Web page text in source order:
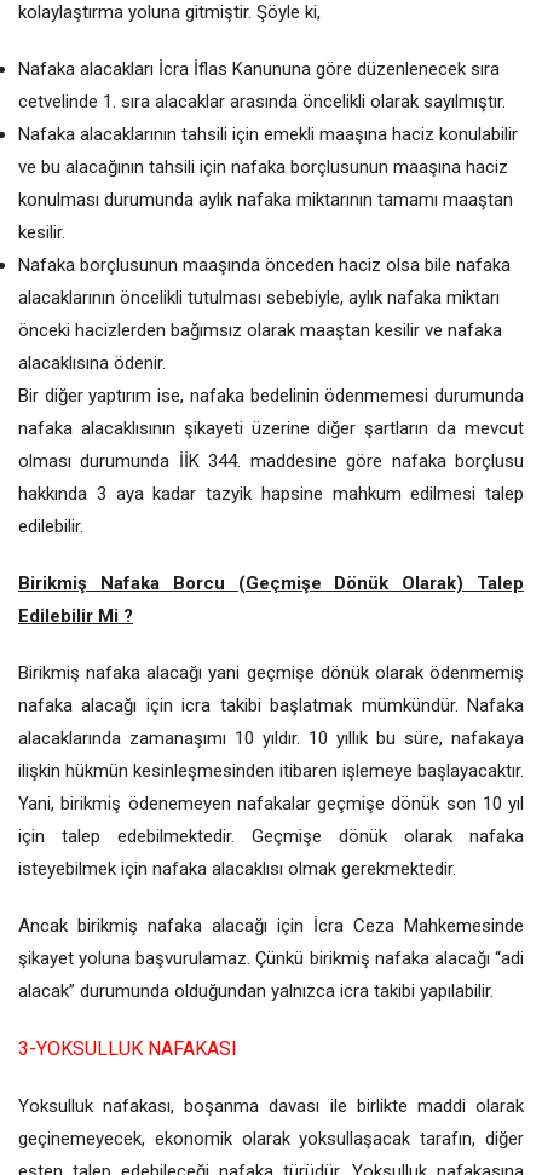
kolaylaştırma yoluna gitmiştir. Şöyle ki,
Nafaka alacakları İcra İflas Kanununa göre düzenlenecek sıra
cetvelinde 1. sıra alacaklar arasında öncelikli olarak sayılmıştır.
Nafaka alacaklarının tahsili için emekli maaşına haciz konulabilir
ve bu alacağının tahsili için nafaka borçlusunun maaşına haciz
konulması durumunda aylık nafaka miktarının tamamı maaştan
kesilir.
Nafaka borçlusunun maaşında önceden haciz olsa bile nafaka
alacaklarının öncelikli tutulması sebebiyle, aylık nafaka miktarı
önceki hacizlerden bağımsız olarak maaştan kesilir ve nafaka
alacaklısına ödenir.
Bir diğer yaptırım ise, nafaka bedelinin ödenmemesi durumunda
nafaka alacaklısının şikayeti üzerine diğer şartların da mevcut
olması durumunda İİK 344. maddesine göre nafaka borçlusu
hakkında 3 aya kadar tazyik hapsine mahkum edilmesi talep
edilebilir.
Birikmiş Nafaka Borcu (Geçmişe Dönük Olarak) Talep
Edilebilir Mi ?
Birikmiş nafaka alacağı yani geçmişe dönük olarak ödenmemiş
nafaka alacağı için icra takibi başlatmak mümkündür. Nafaka
alacaklarında zamanaşımı 10 yıldır. 10 yıllık bu süre, nafakaya
ilişkin hükmün kesinleşmesinden itibaren işlemeye başlayacaktır.
Yani, birikmiş ödenemeyen nafakalar geçmişe dönük son 10 yıl
için talep edebilmektedir. Geçmişe dönük olarak nafaka
isteyebilmek için nafaka alacaklısı olmak gerekmektedir.
Ancak birikmiş nafaka alacağı için İcra Ceza Mahkemesinde
şikayet yoluna başvurulamaz. Çünkü birikmiş nafaka alacağı “adi
alacak” durumunda olduğundan yalnızca icra takibi yapılabilir.
3-YOKSULLUK NAFAKASI
Yoksulluk nafakası, boşanma davası ile birlikte maddi olarak
geçinemeyecek, ekonomik olarak yoksullaşacak tarafın, diğer